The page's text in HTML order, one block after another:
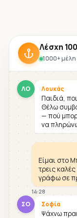
Λέσχη
1000+ μέλη
ΛΟ Λουκάς
Παιδιά,
Θέλω
— πού
να
Είμαι στο
τρεις
γράφω σε
14:28
ΣΟ Σοφία
Ψάχνω